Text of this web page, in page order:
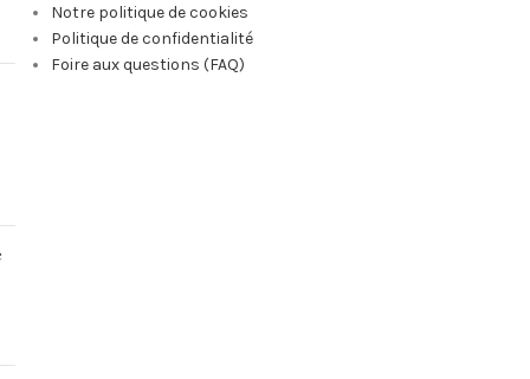
Notre politique de cookies
Politique de confidentialité
Foire aux questions (FAQ)